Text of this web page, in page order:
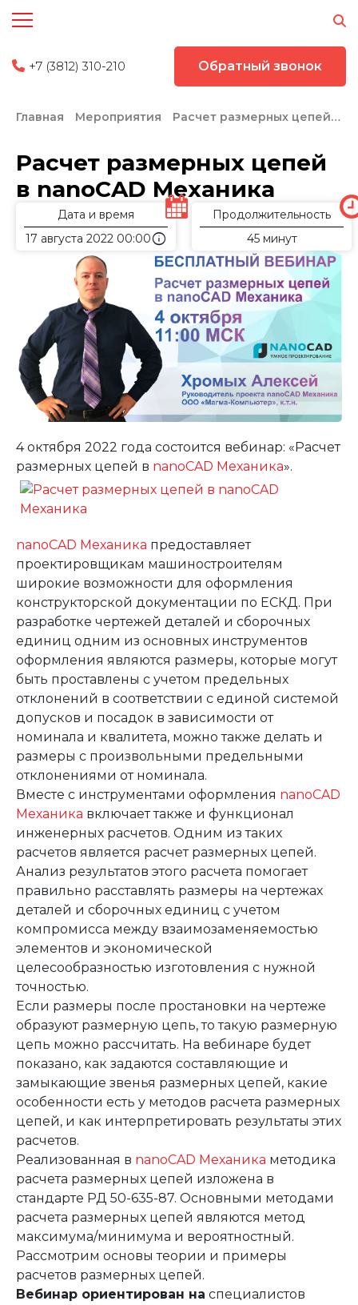
+7 (3812) 310-210 Обратный звонок
Главная Мероприятия Расчет размерных цепей в nanoCAD Механика
Расчет размерных цепей
в nanoCAD Механика
Дата и время
17 августа 2022 00:00info
Продолжительность
45 минут
4 октября 2022 года состоится вебинар: «Расчет
размерных цепей в nanoCAD Механика».
nanoCAD Механика предоставляет
проектировщикам машиностроителям
широкие возможности для оформления
конструкторской документации по ЕСКД. При
разработке чертежей деталей и сборочных
единиц одним из основных инструментов
оформления являются размеры, которые могут
быть проставлены с учетом предельных
отклонений в соответствии с единой системой
допусков и посадок в зависимости от
номинала и квалитета, можно также делать и
размеры с произвольными предельными
отклонениями от номинала.
Вместе с инструментами оформления nanoCAD
Механика включает также и функционал
инженерных расчетов. Одним из таких
расчетов является расчет размерных цепей.
Анализ результатов этого расчета помогает
правильно расставлять размеры на чертежах
деталей и сборочных единиц с учетом
компромисса между взаимозаменяемостью
элементов и экономической
целесообразностью изготовления с нужной
точностью.
Если размеры после простановки на чертеже
образуют размерную цепь, то такую размерную
цепь можно рассчитать. На вебинаре будет
показано, как задаются составляющие и
замыкающие звенья размерных цепей, какие
особенности есть у методов расчета размерных
цепей, и как интерпретировать результаты этих
расчетов.
Реализованная в nanoCAD Механика методика
расчета размерных цепей изложена в
стандарте РД 50-635-87. Основными методами
расчета размерных цепей являются метод
максимума/минимума и вероятностный.
Рассмотрим основы теории и примеры
расчетов размерных цепей.
Вебинар ориентирован на специалистов